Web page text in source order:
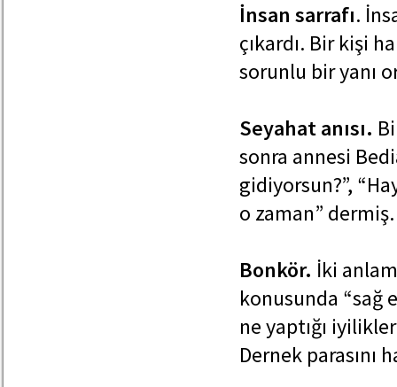
İnsan sarrafı.
çıkardı. Bir kişi
sorunlu bir yanı
Seyahat anısı.
sonra annesi
gidiyorsun?”,
o zaman”
Bonkör. İki
konusunda “sağ
ne yaptığı
Dernek parasını